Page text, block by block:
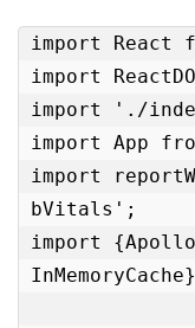
import React
import
import './
import App
import
bVitals';
import